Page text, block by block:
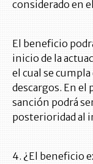
considerado en
El beneficio
inicio de la
el cual se
descargos. En el
sanción podrá
posterioridad al
4. ¿El beneficio